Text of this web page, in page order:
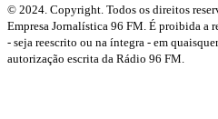
© 2024. Copyright. Todos os direitos
Empresa Jornalística 96 FM. É proibida a
- seja reescrito ou na íntegra - em
autorização escrita da Rádio 96 FM.